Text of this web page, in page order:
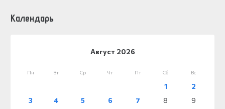
Календарь
Август 2026
Пн Вт Ср Чт Пт Сб Вс
1
2
3
4 5 6 7 8
9